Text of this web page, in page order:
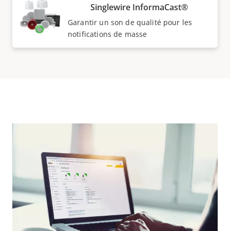
Singlewire InformaCast®
Garantir un son de qualité pour les
notifications de masse